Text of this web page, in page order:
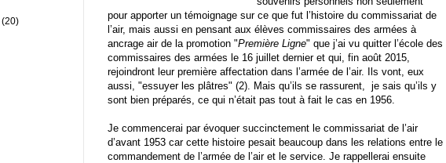
pour apporter un témoignage sur ce que fut l’histoire du commissariat de
l’air, mais aussi en pensant aux élèves commissaires des armées à
ancrage air de la promotion "Première Ligne" que j’ai vu quitter l’école des
commissaires des armées le 16 juillet dernier et qui, fin août 2015,
rejoindront leur première affectation dans l’armée de l’air. Ils vont, eux
aussi, "essuyer les plâtres" (2). Mais qu’ils se rassurent, je sais qu’ils y
sont bien préparés, ce qui n’était pas tout à fait le cas en 1956.
Je commencerai par évoquer succinctement le commissariat de l’air
d’avant 1953 car cette histoire pesait beaucoup dans les relations entre le
commandement de l’armée de l’air et le service. Je rappellerai ensuite
(20)